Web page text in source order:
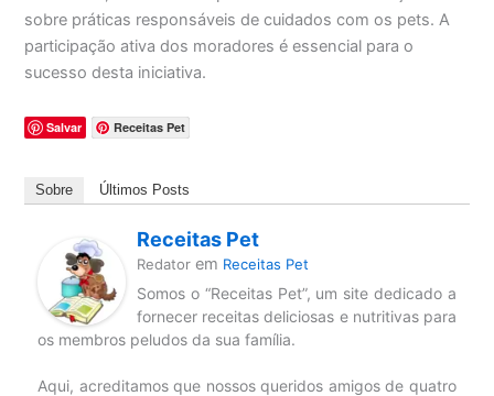
sobre práticas responsáveis de cuidados com os pets. A
participação ativa dos moradores é essencial para o
sucesso desta iniciativa.
Salvar Receitas Pet
Sobre Últimos Posts
Receitas Pet
Redator em Receitas Pet
Somos o “Receitas Pet”, um site dedicado a
fornecer receitas deliciosas e nutritivas para
os membros peludos da sua família.
Aqui, acreditamos que nossos queridos amigos de quatro